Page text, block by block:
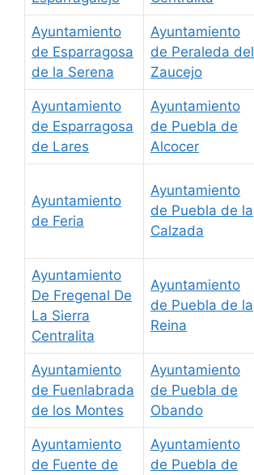
Ayuntamiento
de Esparragosa
de la Serena
Ayuntamiento
de Peraleda del
Zaucejo
Ayuntamiento
de Esparragosa
de Lares
Ayuntamiento
de Puebla de
Alcocer
Ayuntamiento
de Feria
Ayuntamiento
de Puebla de la
Calzada
Ayuntamiento
De Fregenal De
La Sierra
Centralita
Ayuntamiento
de Puebla de la
Reina
Ayuntamiento
de Fuenlabrada
de los Montes
Ayuntamiento
de Puebla de
Obando
Ayuntamiento
de Fuente de
Ayuntamiento
de Puebla de